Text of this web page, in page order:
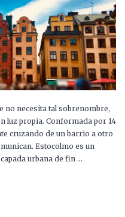
no necesita tal sobrenombre,
luz propia. Conformada por 14
cruzando de un barrio a otro
Estocolmo es un
urbana de fin …